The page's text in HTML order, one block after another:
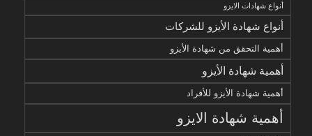
أنواع شهادات الايزو
أنواع شهادة الأيزو للشركات
أهمية التحقق من شهادة الأيزو
أهمية شهادة الأيزو
أهمية شهادة الأيزو للأفراد
أهمية شهادة الايزو